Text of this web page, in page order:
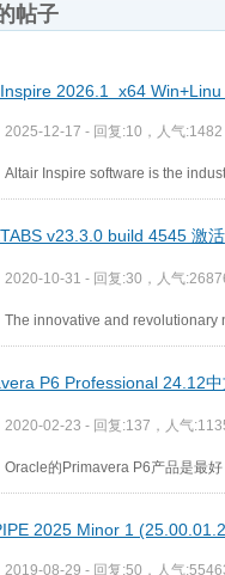
帖子
2026.1 x64 Win+Linu ..
2025-12-17 - 回复:10，人气:1482
Altair Inspire software is the
v23.3.0 build 4545 激活
2020-10-31 - 回复:30，人气
The innovative and revolutionary
P6 Professional 24.12中
2020-02-23 - 回复:137，人气
Oracle的Primavera P6产品是最
2025 Minor 1
2019-08-29 - 回复:50，人气